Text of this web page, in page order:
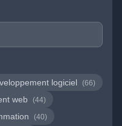
logiciel (66)
web (44)
(40)